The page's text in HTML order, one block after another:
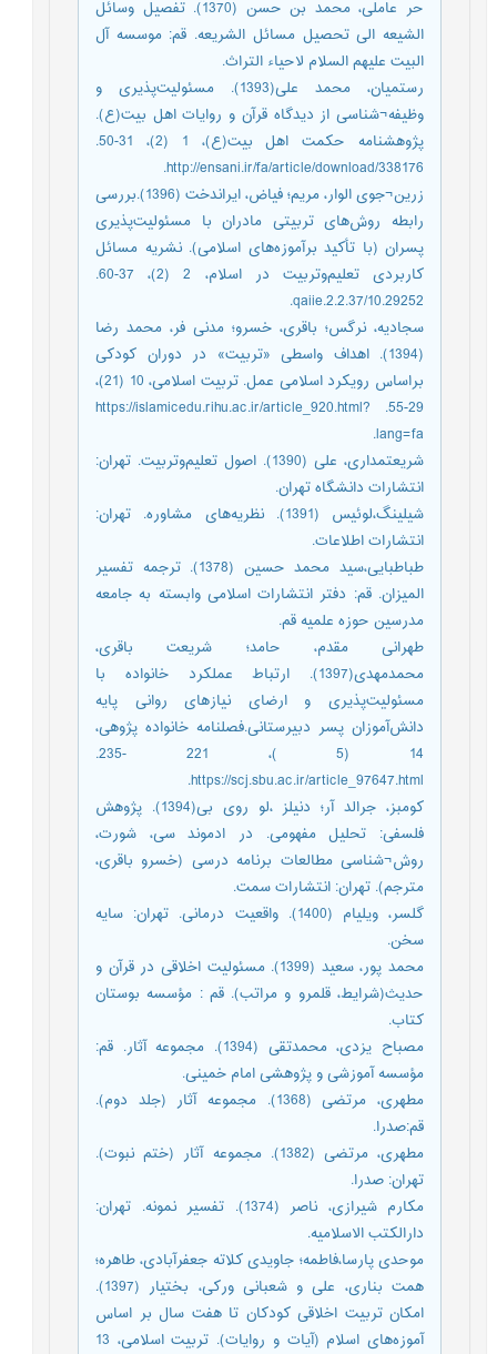
حر عاملی، محمد بن حسن (1370). تفصيل وسائل
الشيعه الی تحصيل مسائل الشريعه. قم: موسسه آل
البیت علیهم السلام لاحیاء التراث.
رستمیان، محمد علی(1393). مسئولیت‌پذیری و
وظیفه¬شناسی از دیدگاه قرآن و روایات اهل بیت(ع).
پژوهشنامه حکمت اهل بیت(ع)، 1 (2)، 31-50.
http://ensani.ir/fa/article/download/338176.
زرین¬جوی الوار، مریم؛ فیاض، ایراندخت (1396).بررسی
رابطه روش‌های تربیتی مادران با مسئولیت‌پذیری
پسران (با تأکید برآموزه‌های اسلامی). نشریه مسائل
کاربردی تعلیم‌و‌تربیت در اسلام، 2 (2)، 37-60.
10.29252/qaiie.2.2.37.
سجادیه، نرگس؛ باقری، خسرو؛ مدنی فر، محمد رضا
(1394). اهداف واسطی «تربیت» در دوران کودکی
براساس رویکرد اسلامی عمل. تربیت اسلامی، 10 (21)،
29-55. https://islamicedu.rihu.ac.ir/article_920.html?
lang=fa.
شریعتمداری، علی (1390). اصول تعلیم‌و‌تربیت. تهران:
انتشارات دانشگاه تهران.
شیلینگ،لوئیس (1391). نظریه‌های مشاوره. تهران:
انتشارات اطلاعات.
طباطبایی،سید محمد حسین (1378). ترجمه تفسیر
المیزان. قم: دفتر انتشارات اسلامی وابسته به جامعه
مدرسین حوزه علمیه قم.
طهرانی مقدم، حامد؛ شریعت باقری،
محمدمهدی(1397). ارتباط عملکرد خانواده با
مسئولیت‌پذیری و ارضای نیازهای روانی پایه
دانش‌آموزان پسر دبیرستانی.فصلنامه خانواده پژوهی،
14 (5 )، 221 -235.
https://scj.sbu.ac.ir/article_97647.html.
کومبز، جرالد آر؛ دنیلز ،لو روی بی(1394). پژوهش
فلسفی: تحلیل مفهومی. در ادموند سی، شورت،
روش¬شناسی مطالعات برنامه درسی (خسرو باقری،
مترجم). تهران: انتشارات سمت.
گلسر، ویلیام (1400). واقعیت درمانی. تهران: سایه
سخن.
محمد پور، سعید (1399). مسئولیت اخلاقی در قرآن و
حدیث(شرایط، قلمرو و مراتب). قم : مؤسسه بوستان
کتاب.
مصباح یزدی، محمدتقی (1394). مجموعه آثار. قم:
مؤسسه آموزشی و پژوهشی امام خمینی.
مطهری، مرتضی (1368). مجموعه آثار (جلد دوم).
قم:صدرا.
مطهری، مرتضی (1382). مجموعه آثار (ختم نبوت).
تهران: صدرا.
مکارم شیرازی، ناصر (1374). تفسیر نمونه. تهران:
دارالکتب الاسلامیه.
موحدی پارسا،فاطمه؛ جاویدی کلاته جعفرآبادی، طاهره؛
همت بناری، علی و شعبانی ورکی، بختیار (1397).
امکان تربیت اخلاقی کودکان تا هفت سال بر اساس
آموزه‌های اسلام (آیات و روایات). تربیت اسلامی، 13